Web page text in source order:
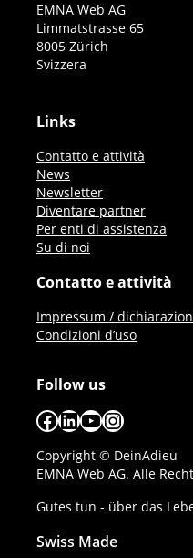
EMNA Web AG
Limmatstrasse 65
8005 Zürich
Svizzera
Links
Contatto e attività
News
Newsletter
Diventare partner
Per enti di assistenza
Su di noi
Contatto e attività
Impressum /
Condizioni d’uso
Follow us
Facebook
LinkedIn
YouTube
Instagram
Copyright © DeinAdieu
EMNA Web AG. Alle
Gutes tun - über das
Swiss Made